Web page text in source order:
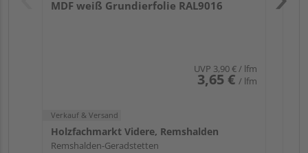
MDF weiß Grundierfolie RAL9016
UVP 3,90 €/ lfm
3,65 € / lfm
Verkauf & Versand
Holzfachmarkt Videre, Remshalden
Remshalden-Geradstetten